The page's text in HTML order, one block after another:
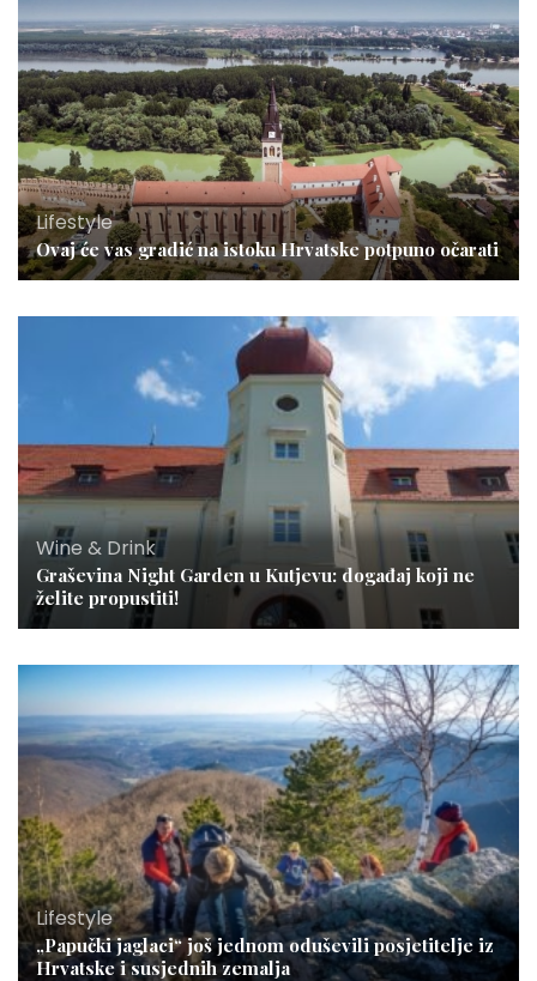
Lifestyle
Ovaj će vas gradić na istoku Hrvatske potpuno očarati
Wine & Drink
Graševina Night Garden u Kutjevu: događaj koji ne
želite propustiti!
Lifestyle
„Papučki jaglaci“ još jednom oduševili posjetitelje iz
Hrvatske i susjednih zemalja